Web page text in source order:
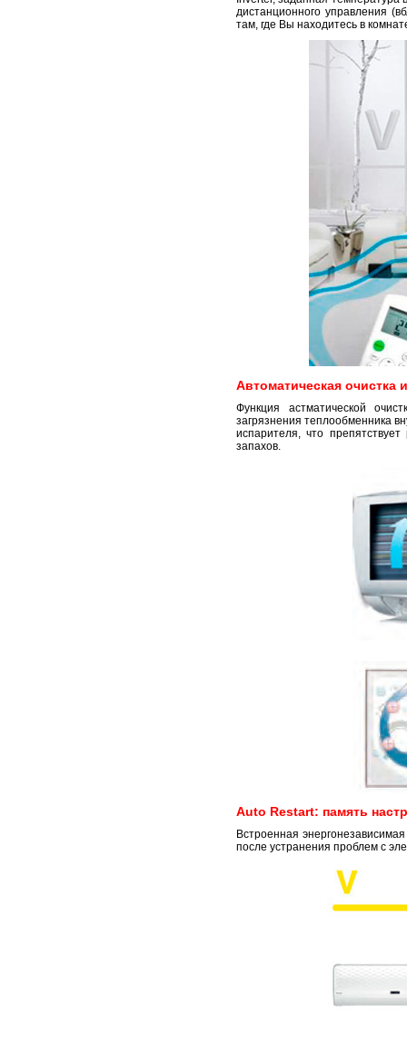
дистанционного управления
там, где Вы находитесь в
Автоматическая очистка
Функция астматической
загрязнения теплообменника
испарителя, что
запахов.
Auto Restart: память
Встроенная
после устранения проблем с